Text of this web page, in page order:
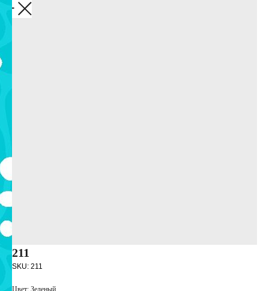
Закрыть
211
SKU: 211
Цвет: Зеленый